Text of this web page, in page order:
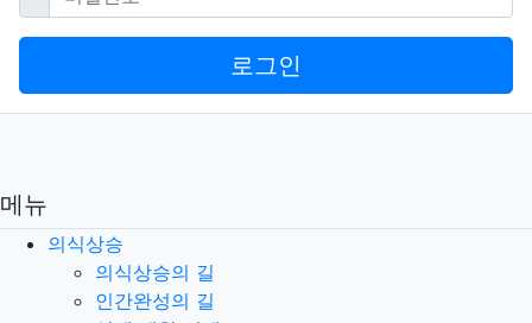
신청 또는 변경 시 허위내용의 등록
“의식상승커뮤니티”와 기타 제3자의 저작권 등 지적
재산권에 대한 침해
외설 또는 폭력적인 메시지·화상·음성 기타 공서양속
에 반하는 정보를 홈페이지에 공개 또는 게시하는 행
로그인
메뉴
의식상승
의식상승의 길
인간완성의 길